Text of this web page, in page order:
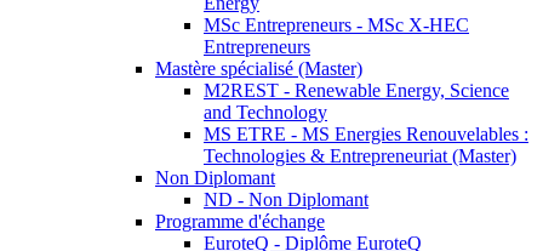
MSc Entrepreneurs - MSc X-HEC
Entrepreneurs
Mastère spécialisé (Master)
M2REST - Renewable Energy, Science
and Technology
MS ETRE - MS Energies Renouvelables :
Technologies & Entrepreneuriat (Master)
Non Diplomant
ND - Non Diplomant
Programme d'échange
EuroteQ - Diplôme EuroteQ